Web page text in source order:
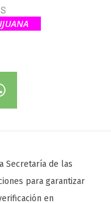
Secretaría de las
para garantizar
en